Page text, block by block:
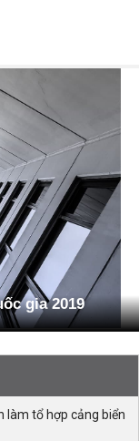
gia 2019
làm tổ hợp cảng biển